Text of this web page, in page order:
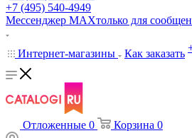
+7 (495) 540-4949
Мессенджер МАХтолько для
Интернет-магазины Как заказать
Отложенные 0 Корзина 0